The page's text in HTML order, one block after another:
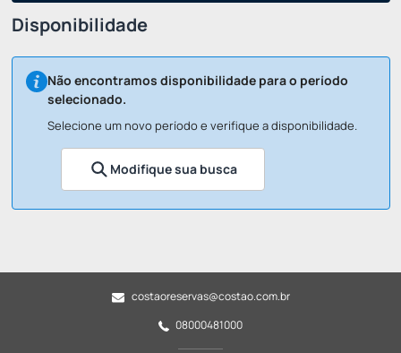
Disponibilidade
Não encontramos disponibilidade para o período
selecionado.
Selecione um novo período e verifique a disponibilidade.
Modifique sua busca
costaoreservas@costao.com.br
08000481000